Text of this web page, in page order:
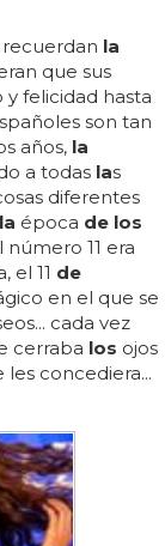
la
que sus
y felicidad hasta
son tan
años, la
a todas las
diferentes
la época de los
11 era
el 11 de
en el que se
cada vez
cerraba los ojos
les concediera...